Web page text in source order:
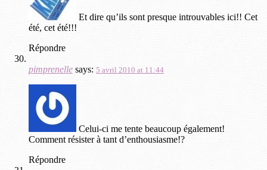
Et dire qu’ils sont presque introuvables ici!! Cet
été, cet été!!!
Répondre
pimprenelle says: 5 avril 2010 at 11:44
Celui-ci me tente beaucoup également!
Comment résister à tant d’enthousiasme!?
Répondre